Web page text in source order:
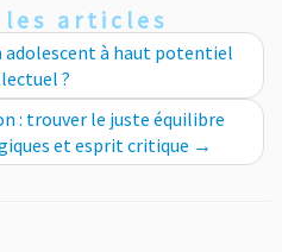
les articles
à haut potentiel
?
: trouver le juste équilibre
et esprit critique →